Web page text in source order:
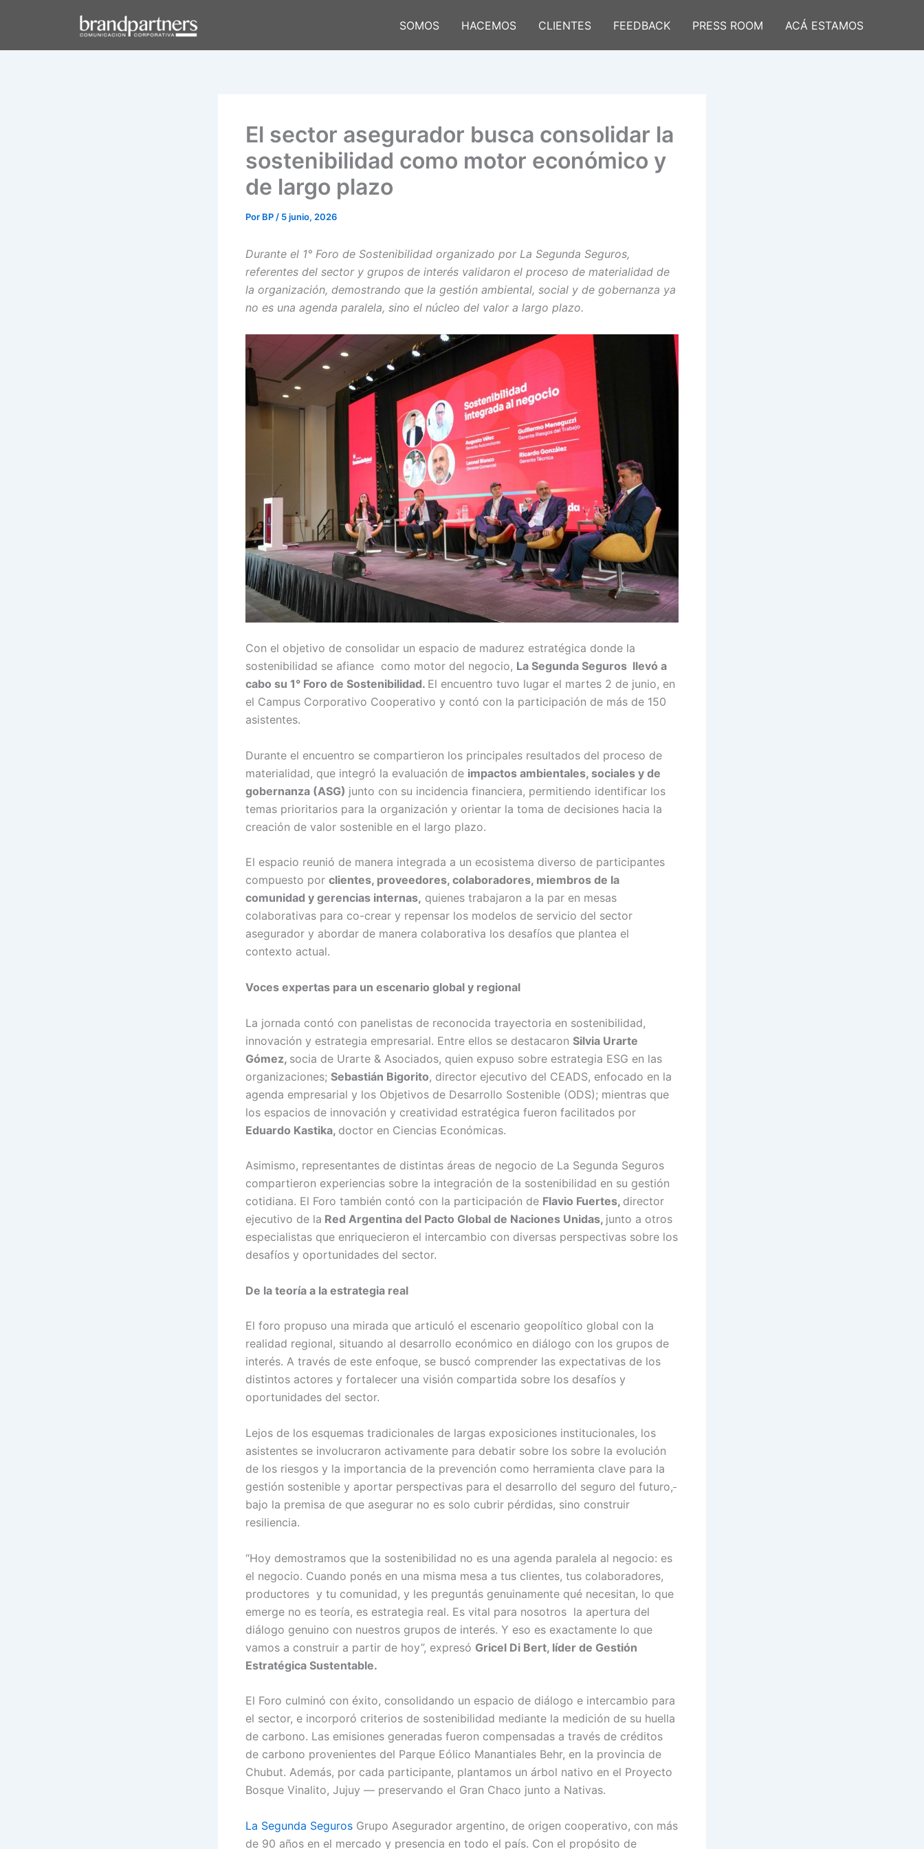
SOMOS HACEMOS CLIENTES FEEDBACK PRESS ROOM ACÁ ESTAMOS
El sector asegurador busca consolidar la
sostenibilidad como motor económico y
de largo plazo
Por BP / 5 junio, 2026
Durante el 1° Foro de Sostenibilidad organizado por La Segunda Seguros,
referentes del sector y grupos de interés validaron el proceso de materialidad de
la organización, demostrando que la gestión ambiental, social y de gobernanza ya
no es una agenda paralela, sino el núcleo del valor a largo plazo.
Con el objetivo de consolidar un espacio de madurez estratégica donde la
sostenibilidad se afiance como motor del negocio, La Segunda Seguros llevó a
cabo su 1° Foro de Sostenibilidad. El encuentro tuvo lugar el martes 2 de junio, en
el Campus Corporativo Cooperativo y contó con la participación de más de 150
asistentes.
Durante el encuentro se compartieron los principales resultados del proceso de
materialidad, que integró la evaluación de impactos ambientales, sociales y de
gobernanza (ASG) junto con su incidencia financiera, permitiendo identificar los
temas prioritarios para la organización y orientar la toma de decisiones hacia la
creación de valor sostenible en el largo plazo.
El espacio reunió de manera integrada a un ecosistema diverso de participantes
compuesto por clientes, proveedores, colaboradores, miembros de la
comunidad y gerencias internas, quienes trabajaron a la par en mesas
colaborativas para co-crear y repensar los modelos de servicio del sector
asegurador y abordar de manera colaborativa los desafíos que plantea el
contexto actual.
Voces expertas para un escenario global y regional
La jornada contó con panelistas de reconocida trayectoria en sostenibilidad,
innovación y estrategia empresarial. Entre ellos se destacaron Silvia Urarte
Gómez, socia de Urarte & Asociados, quien expuso sobre estrategia ESG en las
organizaciones; Sebastián Bigorito, director ejecutivo del CEADS, enfocado en la
agenda empresarial y los Objetivos de Desarrollo Sostenible (ODS); mientras que
los espacios de innovación y creatividad estratégica fueron facilitados por
Eduardo Kastika, doctor en Ciencias Económicas.
Asimismo, representantes de distintas áreas de negocio de La Segunda Seguros
compartieron experiencias sobre la integración de la sostenibilidad en su gestión
cotidiana. El Foro también contó con la participación de Flavio Fuertes, director
ejecutivo de la Red Argentina del Pacto Global de Naciones Unidas, junto a otros
especialistas que enriquecieron el intercambio con diversas perspectivas sobre los
desafíos y oportunidades del sector.
De la teoría a la estrategia real
El foro propuso una mirada que articuló el escenario geopolítico global con la
realidad regional, situando al desarrollo económico en diálogo con los grupos de
interés. A través de este enfoque, se buscó comprender las expectativas de los
distintos actores y fortalecer una visión compartida sobre los desafíos y
oportunidades del sector.
Lejos de los esquemas tradicionales de largas exposiciones institucionales, los
asistentes se involucraron activamente para debatir sobre los sobre la evolución
de los riesgos y la importancia de la prevención como herramienta clave para la
gestión sostenible y aportar perspectivas para el desarrollo del seguro del futuro,
bajo la premisa de que asegurar no es solo cubrir pérdidas, sino construir
resiliencia.
“Hoy demostramos que la sostenibilidad no es una agenda paralela al negocio: es
el negocio. Cuando ponés en una misma mesa a tus clientes, tus colaboradores,
productores y tu comunidad, y les preguntás genuinamente qué necesitan, lo que
emerge no es teoría, es estrategia real. Es vital para nosotros la apertura del
diálogo genuino con nuestros grupos de interés. Y eso es exactamente lo que
vamos a construir a partir de hoy”, expresó Gricel Di Bert, líder de Gestión
Estratégica Sustentable.
El Foro culminó con éxito, consolidando un espacio de diálogo e intercambio para
el sector, e incorporó criterios de sostenibilidad mediante la medición de su huella
de carbono. Las emisiones generadas fueron compensadas a través de créditos
de carbono provenientes del Parque Eólico Manantiales Behr, en la provincia de
Chubut. Además, por cada participante, plantamos un árbol nativo en el Proyecto
Bosque Vinalito, Jujuy — preservando el Gran Chaco junto a Nativas.
La Segunda Seguros Grupo Asegurador argentino, de origen cooperativo, con más
de 90 años en el mercado y presencia en todo el país. Con el propósito de